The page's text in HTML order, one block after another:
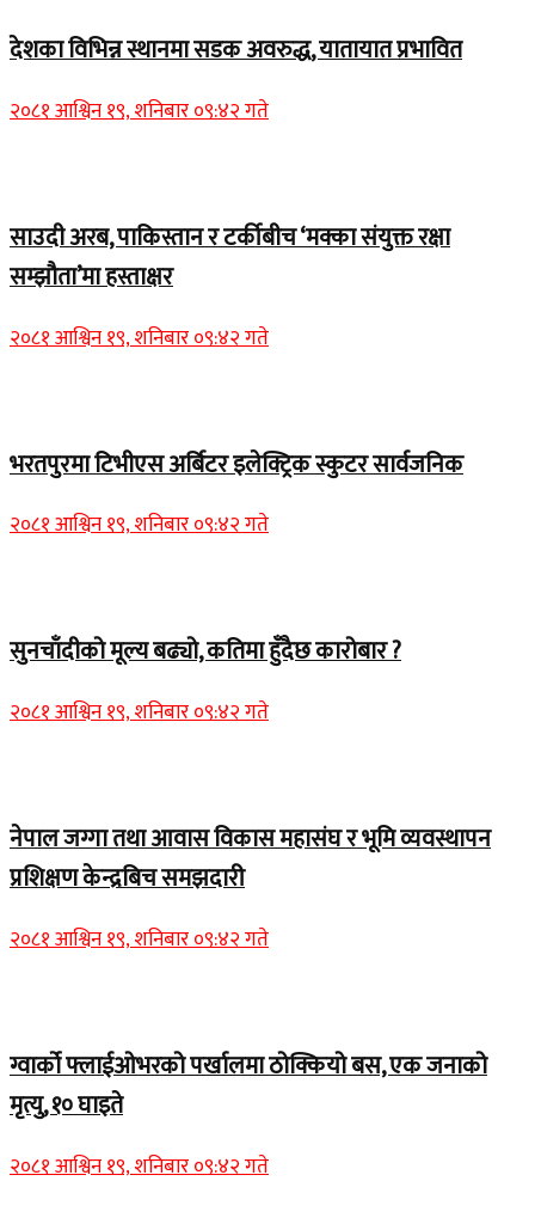
देशका विभिन्न स्थानमा सडक अवरुद्ध, यातायात प्रभावित
२०८१ आश्विन १९, शनिबार ०९:४२ गते
साउदी अरब, पाकिस्तान र टर्कीबीच ‘मक्का संयुक्त रक्षा
सम्झौता’मा हस्ताक्षर
२०८१ आश्विन १९, शनिबार ०९:४२ गते
भरतपुरमा टिभीएस अर्बिटर इलेक्ट्रिक स्कुटर सार्वजनिक
२०८१ आश्विन १९, शनिबार ०९:४२ गते
सुनचाँदीको मूल्य बढ्यो, कतिमा हुँदैछ कारोबार ?
२०८१ आश्विन १९, शनिबार ०९:४२ गते
नेपाल जग्गा तथा आवास विकास महासंघ र भूमि व्यवस्थापन
प्रशिक्षण केन्द्रबिच समझदारी
२०८१ आश्विन १९, शनिबार ०९:४२ गते
ग्वार्को फ्लाईओभरको पर्खालमा ठोक्कियो बस, एक जनाको
मृत्यु, १० घाइते
२०८१ आश्विन १९, शनिबार ०९:४२ गते